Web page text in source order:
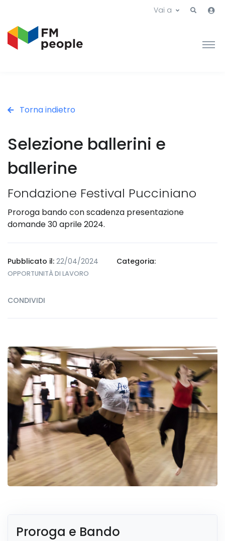
Vai a
Torna indietro
Selezione ballerini e
ballerine
Fondazione Festival Pucciniano
Proroga bando con scadenza presentazione
domande 30 aprile 2024.
Pubblicato il: 22/04/2024 Categoria:
OPPORTUNITÀ DI LAVORO
CONDIVIDI
Proroga e Bando